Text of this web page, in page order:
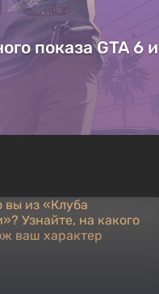
показа GTA 6 и